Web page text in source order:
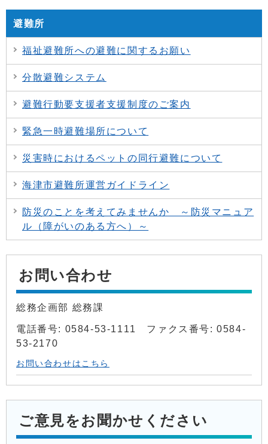
避難所
福祉避難所への避難に関するお願い
分散避難システム
避難行動要支援者支援制度のご案内
緊急一時避難場所について
災害時におけるペットの同行避難について
海津市避難所運営ガイドライン
防災のことを考えてみませんか ～防災マニュア
ル（障がいのある方へ）～
お問い合わせ
総務企画部 総務課
電話番号: 0584-53-1111 ファクス番号: 0584-
53-2170
お問い合わせはこちら
ご意見をお聞かせください